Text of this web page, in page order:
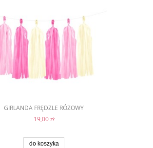
GIRLANDA FRĘDZLE RÓŻOWY
19,00 zł
do koszyka